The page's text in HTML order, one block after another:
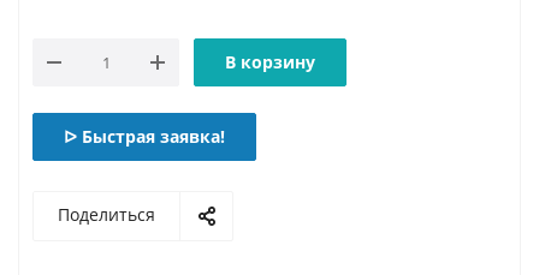
В корзину
ᐅ Быстрая заявка!
Поделиться